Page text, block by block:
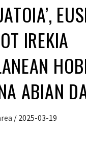
IREKIA
ABIAN
/ 2025-03-19